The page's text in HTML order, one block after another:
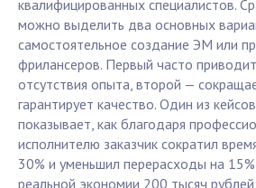
квалифицированных специалистов.
можно выделить два основных
самостоятельное создание ЭМ или
фрилансеров. Первый часто
отсутствия опыта, второй —
гарантирует качество. Один из
показывает, как благодаря
исполнителю заказчик сократил
30% и уменьшил перерасходы на
реальной экономии 200 тысяч